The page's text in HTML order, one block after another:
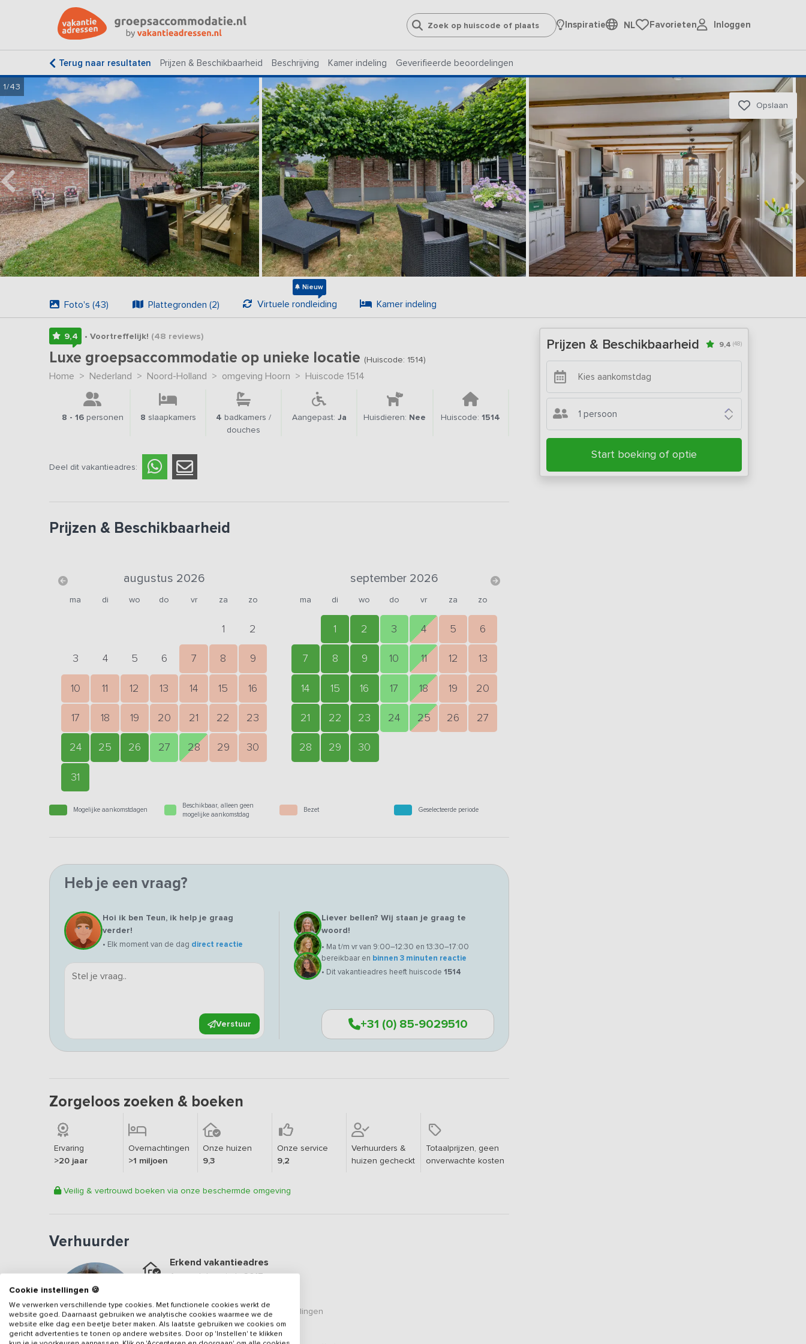
Inspiratie NL Favorieten Inloggen
Terug naar resultaten Prijzen & Beschikbaarheid Beschrijving Kamer indeling Geverifieerde beoordelingen
1/43
Opslaan
Foto's (43) Plattegronden (2) Virtuele rondleiding
Nieuw
Kamer indeling
9,4 • Voortreffelijk! (48 reviews)
Luxe groepsaccommodatie op unieke locatie (Huiscode: 1514)
Home > Nederland > Noord-Holland > omgeving Hoorn > Huiscode 1514
8 - 16personen 8 slaapkamers 4 badkamers /
douches
Aangepast: Ja Huisdieren: Nee Huiscode:1514
Deel dit vakantieadres:
Prijzen & Beschikbaarheid
augustus 2026
ma di wo do vr za zo
1 2
3 4 5 6 7 8 9
10 11 12 13 14 15 16
17 18 19 20 21 22 23
24 25 26 27 28 29 30
31
september 2026
ma di wo do vr za zo
1 2 3 4 5 6
7 8 9 10 11 12 13
14 15 16 17 18 19 20
21 22 23 24 25 26 27
28 29 30
Mogelijke aankomstdagen
Beschikbaar, alleen geen
mogelijke aankomstdag
Bezet Geselecteerde periode
Heb je een vraag?
Hoi ik ben Teun, ik help je graag
verder!
• Elk moment van de dag direct reactie
Verstuur
Liever bellen? Wij staan je graag te
woord!
• Ma t/m vr van 9:00–12:30 en 13:30–17:00
bereikbaar en binnen 3 minuten reactie
• Dit vakantieadres heeft huiscode 1514
+31 (0) 85-9029510
Zorgeloos zoeken & boeken
Ervaring
>20 jaar
Overnachtingen
>1 miljoen
Onze huizen
9,3
Onze service
9,2
Verhuurders &
huizen gecheckt
Totaalprijzen, geen
onverwachte kosten
Veilig & vertrouwd boeken via onze beschermde omgeving
Verhuurder
Erkend vakantieadres
Aangesloten sinds2017
Een9.4op basis van48 beoordelingen
Veilig & vertrouwd
Prijzen & Beschikbaarheid 9,4 (48)
1 persoon
Start boeking of optie
Cookie instellingen 🍪
We verwerken verschillende type cookies. Met functionele cookies werkt de
website goed. Daarnaast gebruiken we analytische cookies waarmee we de
website elke dag een beetje beter maken. Als laatste gebruiken we cookies om
gericht advertenties te tonen op andere websites. Door op 'Instellen' te klikken